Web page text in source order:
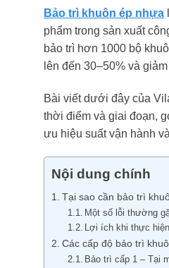
Bảo trì khuôn ép nhựa
phẩm trong sản xuất
bảo trì hơn 1000 bộ
lên đến 30–50% và
Bài viết dưới đây của
thời điểm và giai đoạn,
ưu hiệu suất vận hành
Nội dung chính
Tại sao cần bảo trì
Một số lỗi thường
Lợi ích khi thực
Các cấp độ bảo trì
Bảo trì cấp 1 – Tại